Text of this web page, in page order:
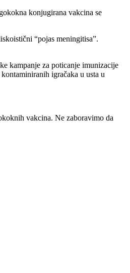
konjugirana vakcina se
“pojas meningitisa”.
kampanje za poticanje imunizacije
igračaka u usta u
vakcina. Ne zaboravimo da